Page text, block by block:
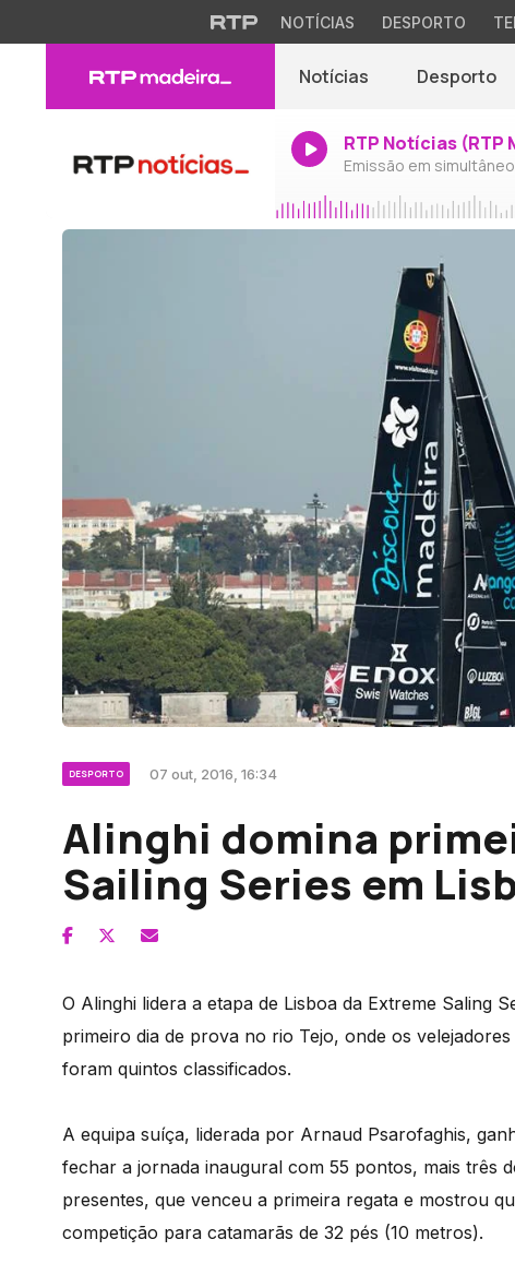
NOTÍCIAS DESPORTO
Notícias Desporto
RTP Notícias (RTP
Emissão em
DESPORTO 07 out, 2016, 16:34
Alinghi domina
Sailing Series em
O Alinghi lidera a etapa de Lisboa da Extreme Saling
primeiro dia de prova no rio Tejo, onde os
foram quintos classificados.
A equipa suíça, liderada por Arnaud Psarofaghis,
fechar a jornada inaugural com 55 pontos, mais três
presentes, que venceu a primeira regata e mostrou
competição para catamarãs de 32 pés (10 metros).